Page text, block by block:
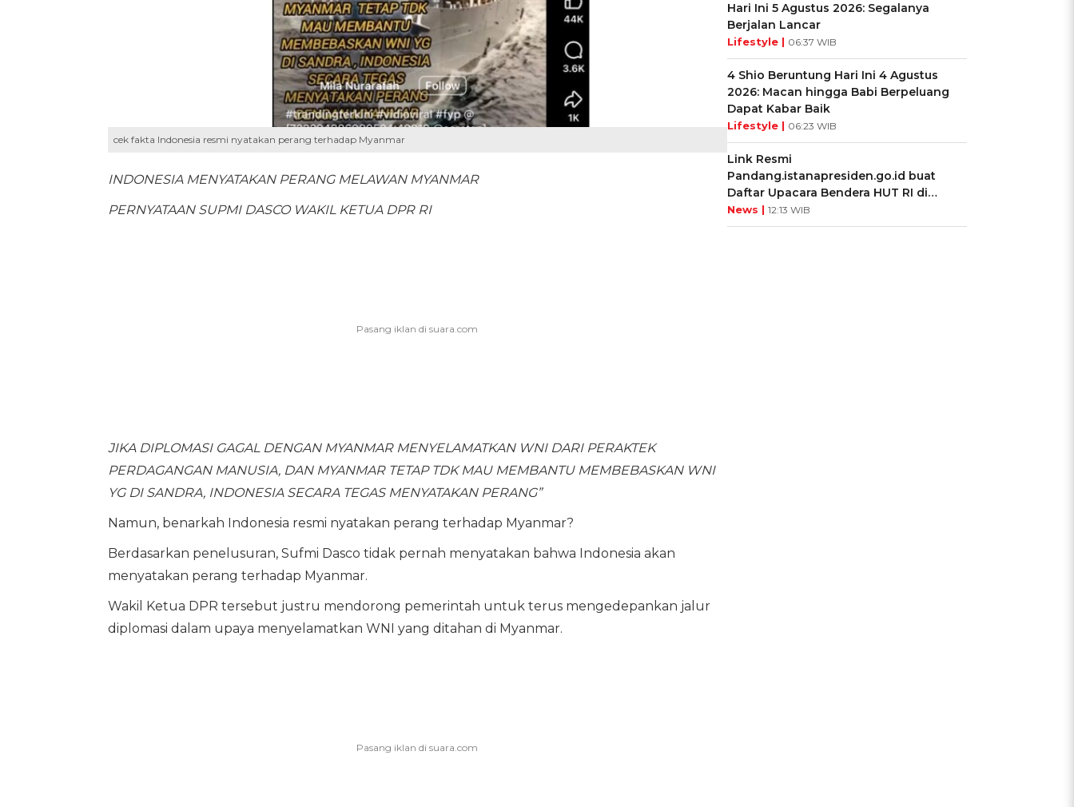
cek fakta Indonesia resmi nyatakan perang terhadap Myanmar
INDONESIA MENYATAKAN PERANG MELAWAN MYANMAR
PERNYATAAN SUPMI DASCO WAKIL KETUA DPR RI
JIKA DIPLOMASI GAGAL DENGAN MYANMAR MENYELAMATKAN WNI DARI PERAKTEK
PERDAGANGAN MANUSIA, DAN MYANMAR TETAP TDK MAU MEMBANTU MEMBEBASKAN WNI
YG DI SANDRA, INDONESIA SECARA TEGAS MENYATAKAN PERANG”
Namun, benarkah Indonesia resmi nyatakan perang terhadap Myanmar?
Berdasarkan penelusuran, Sufmi Dasco tidak pernah menyatakan bahwa Indonesia akan
menyatakan perang terhadap Myanmar.
Wakil Ketua DPR tersebut justru mendorong pemerintah untuk terus mengedepankan jalur
diplomasi dalam upaya menyelamatkan WNI yang ditahan di Myanmar.
Hari Ini 5 Agustus 2026: Segalanya
Berjalan Lancar
Lifestyle | 06:37 WIB
4 Shio Beruntung Hari Ini 4 Agustus
2026: Macan hingga Babi Berpeluang
Dapat Kabar Baik
Lifestyle | 06:23 WIB
Link Resmi
Pandang.istanapresiden.go.id buat
Daftar Upacara Bendera HUT RI di
Istana Negara
News | 12:13 WIB